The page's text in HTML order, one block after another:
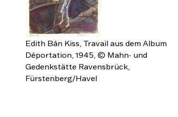
Edith Bán Kiss, Travail aus dem Album
Déportation, 1945, © Mahn- und
Gedenkstätte Ravensbrück,
Fürstenberg/Havel